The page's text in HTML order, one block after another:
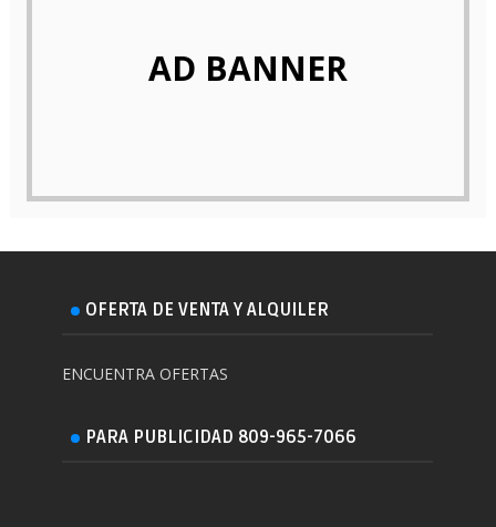
AD BANNER
OFERTA DE VENTA Y ALQUILER
ENCUENTRA OFERTAS
PARA PUBLICIDAD 809-965-7066